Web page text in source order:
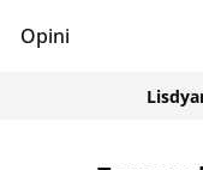
Opini
Lisdyarita